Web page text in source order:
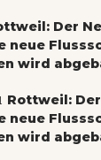
Der
neue
wird
Rottweil:
neue
wird